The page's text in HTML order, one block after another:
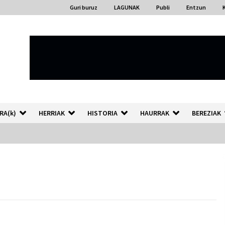
Guri buruz LAGUNAK Publi Entzun
HERRIAK HISTORIA HAURRAK BEREZIAK